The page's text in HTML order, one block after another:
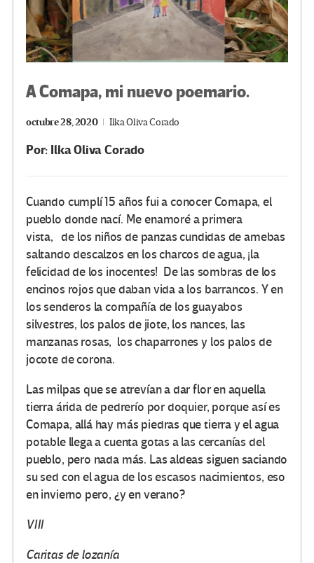
A Comapa, mi nuevo poemario.
octubre 28, 2020 Ilka Oliva Corado
Por: Ilka Oliva Corado
Cuando cumplí 15 años fui a conocer Comapa, el
pueblo donde nací. Me enamoré a primera
vista, de los niños de panzas cundidas de amebas
saltando descalzos en los charcos de agua, ¡la
felicidad de los inocentes! De las sombras de los
encinos rojos que daban vida a los barrancos. Y en
los senderos la compañía de los guayabos
silvestres, los palos de jiote, los nances, las
manzanas rosas, los chaparrones y los palos de
jocote de corona.
Las milpas que se atrevían a dar flor en aquella
tierra árida de pedrerío por doquier, porque así es
Comapa, allá hay más piedras que tierra y el agua
potable llega a cuenta gotas a las cercanías del
pueblo, pero nada más. Las aldeas siguen saciando
su sed con el agua de los escasos nacimientos, eso
en invierno pero, ¿y en verano?
VIII
Caritas de lozanía